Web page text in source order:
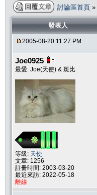
討論區首頁 »
發表人
2005-08-20 11:27 PM
Joe0925
最愛: Joe(天使) & 斑比
等級: 天使
文章: 1256
註冊時間: 2003-03-20
最近來訪: 2022-05-18
離線